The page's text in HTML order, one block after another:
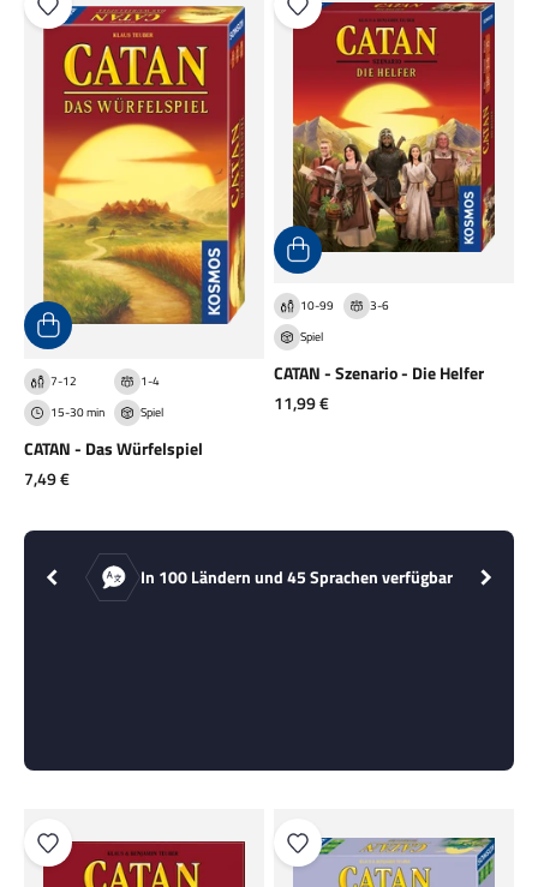
7-12
1-4
15-30 min
Spiel
CATAN - Das Würfelspiel
Angebot
7,49 €
In 100 Ländern und 45 Sprachen verfügbar
10-99
3-6
Spiel
CATAN - Szenario - Die Helfer
Angebot
11,99 €